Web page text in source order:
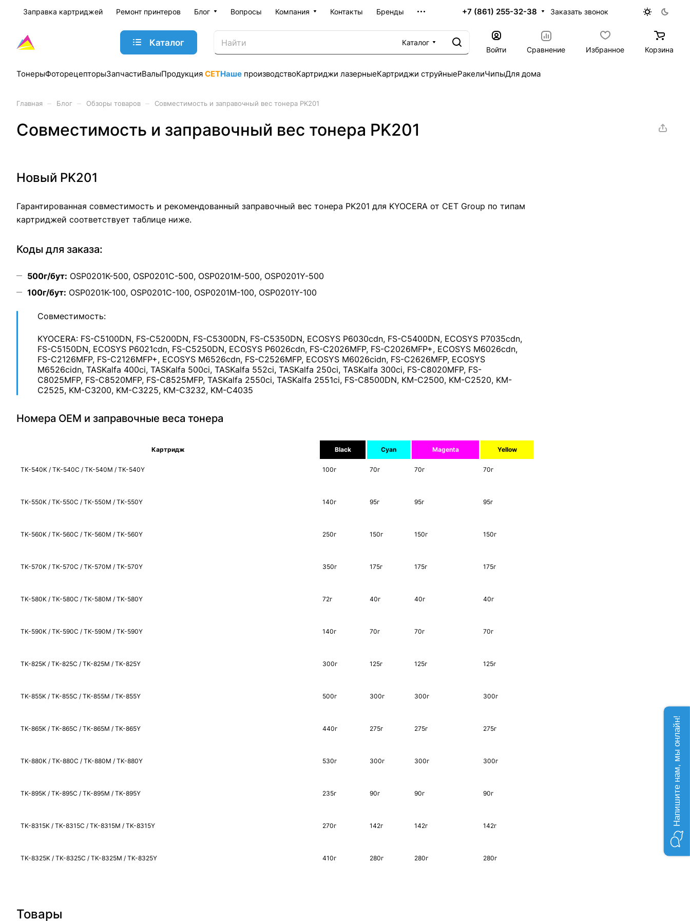
Заправка картриджей Ремонт принтеров Блог Вопросы Компания Контакты Бренды +7 (861) 255-32-38 Заказать звонок
Каталог
Каталог
Войти
Сравнение Избранное Корзина
ТонерыФоторецепторыЗапчастиВалыПродукция CETНаше производствоКартриджи лазерныеКартриджи струйныеРакелиЧипыДля дома
Главная Блог Обзоры товаров Совместимость и заправочный вес тонера PK201
Совместимость и заправочный вес тонера PK201
Новый PK201
Гарантированная совместимость и рекомендованный заправочный вес тонера PK201 для KYOCERA от CET Group по типам
картриджей соответствует таблице ниже.
Коды для заказа:
500г/бут: OSP0201K-500, OSP0201C-500, OSP0201M-500, OSP0201Y-500
100г/бут: OSP0201K-100, OSP0201C-100, OSP0201M-100, OSP0201Y-100
Совместимость:
KYOCERA: FS-C5100DN, FS-C5200DN, FS-C5300DN, FS-C5350DN, ECOSYS P6030cdn, FS-C5400DN, ECOSYS P7035cdn,
FS-C5150DN, ECOSYS P6021cdn, FS-C5250DN, ECOSYS P6026cdn, FS-C2026MFP, FS-C2026MFP+, ECOSYS M6026cdn,
FS-C2126MFP, FS-C2126MFP+, ECOSYS M6526cdn, FS-C2526MFP, ECOSYS M6026cidn, FS-C2626MFP, ECOSYS
M6526cidn, TASKalfa 400ci, TASKalfa 500ci, TASKalfa 552ci, TASKalfa 250ci, TASKalfa 300ci, FS-C8020MFP, FS-
C8025MFP, FS-C8520MFP, FS-C8525MFP, TASKalfa 2550ci, TASKalfa 2551ci, FS-C8500DN, KM-C2500, KM-C2520, KM-
C2525, KM-C3200, KM-C3225, KM-C3232, KM-C4035
Номера OEM и заправочные веса тонера
Картридж Black Cyan Magenta Yellow
TK-540K / TK-540C / TK-540M / TK-540Y 100г 70г 70г 70г
TK-550K / TK-550C / TK-550M / TK-550Y 140г 95г 95г 95г
TK-560K / TK-560C / TK-560M / TK-560Y 250г 150г 150г 150г
TK-570K / TK-570C / TK-570M / TK-570Y 350г 175г 175г 175г
TK-580K / TK-580C / TK-580M / TK-580Y 72г 40г 40г 40г
TK-590K / TK-590C / TK-590M / TK-590Y 140г 70г 70г 70г
TK-825K / TK-825C / TK-825M / TK-825Y 300г 125г 125г 125г
TK-855K / TK-855C / TK-855M / TK-855Y 500г 300г 300г 300г
TK-865K / TK-865C / TK-865M / TK-865Y 440г 275г 275г 275г
TK-880K / TK-880C / TK-880M / TK-880Y 530г 300г 300г 300г
TK-895K / TK-895C / TK-895M / TK-895Y 235г 90г 90г 90г
TK-8315K / TK-8315C / TK-8315M / TK-8315Y 270г 142г 142г 142г
TK-8325K / TK-8325C / TK-8325M / TK-8325Y 410г 280г 280г 280г
Товары
Напишите нам, мы онлайн!